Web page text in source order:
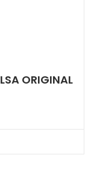
ORIGINAL